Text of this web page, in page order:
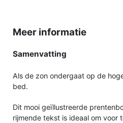
Meer informatie
Samenvatting
Als de zon ondergaat op de
bed.
Dit mooi geïllustreerde
rijmende tekst is ideaal om voor